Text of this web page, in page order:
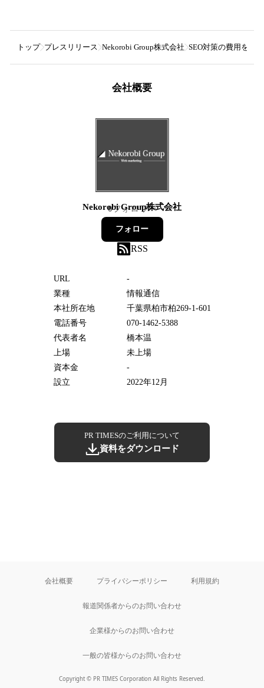
トップ プレスリリース Nekorobi Group株式会社 SEO対策の費用を1/
会社概要
Nekorobi Group株式会社
0フォロワー
フォロー
RSS
URL
-
業種
情報通信
本社所在地
千葉県柏市柏269-1-601
電話番号
070-1462-5388
代表者名
橋本温
上場
未上場
資本金
-
設立
2022年12月
PR TIMESのご利用について
資料をダウンロード
会社概要 プライバシーポリシー 利用規約
報道関係者からのお問い合わせ
企業様からのお問い合わせ
一般の皆様からのお問い合わせ
Copyright © PR TIMES Corporation All Rights Reserved.